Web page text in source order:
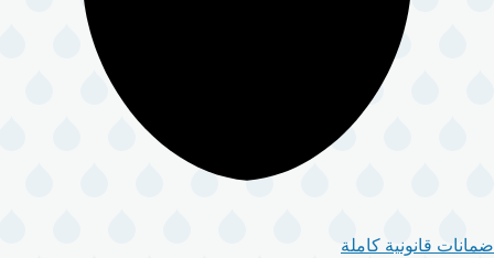
ضمانات قانونية كاملة